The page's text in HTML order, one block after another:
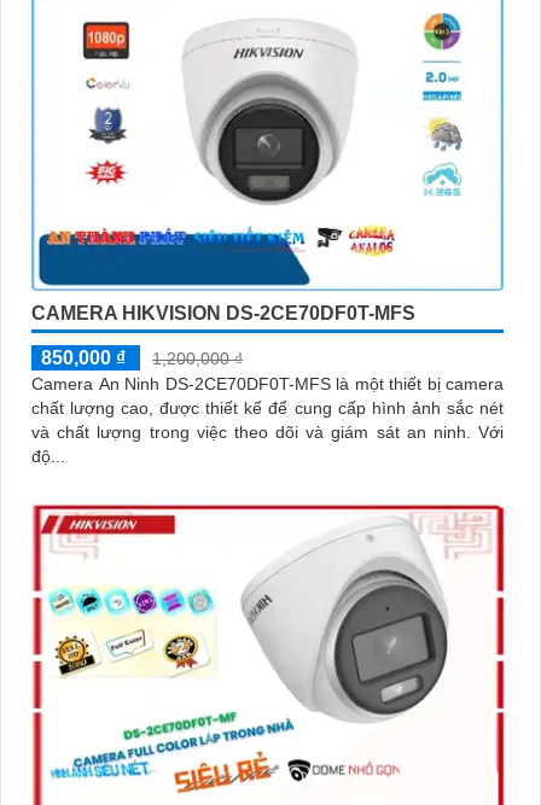
CAMERA HIKVISION DS-2CE70DF0T-MFS
850,000 ₫
1,200,000 ₫
Camera An Ninh DS-2CE70DF0T-MFS là một thiết bị camera
chất lượng cao, được thiết kế để cung cấp hình ảnh sắc nét
và chất lượng trong việc theo dõi và giám sát an ninh. Với
độ...